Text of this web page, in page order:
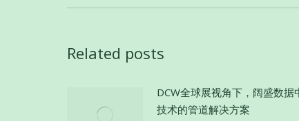
的
Related posts
DCW全球展视角下，阔盛数据
技术的管道解决方案